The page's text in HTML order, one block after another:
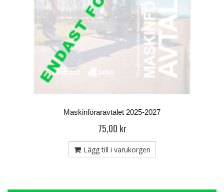
Maskinföraravtalet 2025-2027
75,00 kr
Lägg till i varukorgen